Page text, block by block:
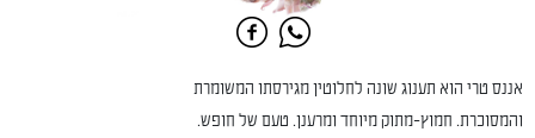
אננס טרי הוא תענוג שונה לחלוטין מגירסתו המשומרת
והמסוכרת. חמוץ-מתוק מיוחד ומרענן. טעם של חופש.